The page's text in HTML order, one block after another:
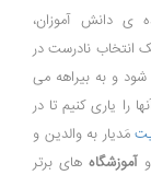
ی دانش آموزان،
انتخاب نادرست در
و به بیراهه می
را یاری کنیم تا در
مَدیار به والدین و
وآموزشگاه های برتر